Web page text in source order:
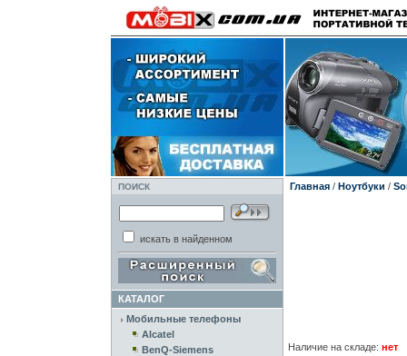
ПОИСК
искать в найденном
КАТАЛОГ
Мобильные телефоны
Alcatel
BenQ-Siemens
Главная/ Ноутбуки /
Наличие на складе: нет